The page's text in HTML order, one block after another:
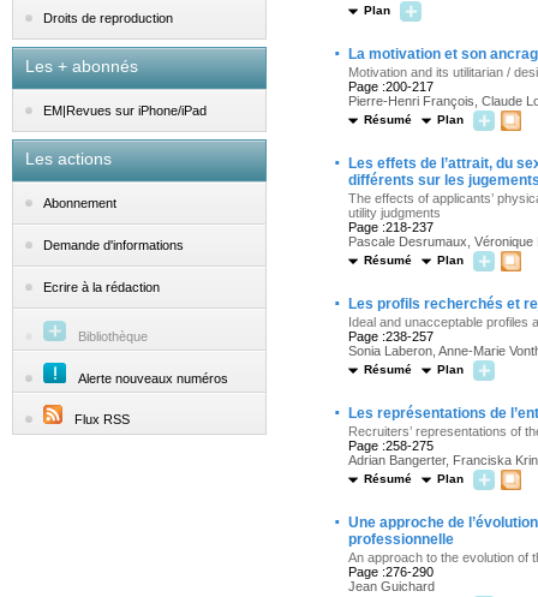
Droits de reproduction
Les + abonnés
EM|Revues sur iPhone/iPad
Les actions
Abonnement
Demande d'informations
Ecrire à la rédaction
Bibliothèque
Alerte nouveaux numéros
Flux RSS
Plan
· La motivation et son
Motivation and its utilitarian /
Page :200-217
Pierre-Henri François, Claude
Résumé Plan
·
Les effets de l’attrait, du
différents sur les
The effects of applicants’
utility judgments
Page :218-237
Pascale Desrumaux,
Résumé Plan
· Les profils recherchés et
Ideal and unacceptable profiles
Page :238-257
Sonia Laberon, Anne-Marie
Résumé Plan
· Les représentations de
Recruiters’ representations of
Page :258-275
Adrian Bangerter, Franciska
Résumé Plan
· Une approche de
professionnelle
An approach to the evolution of
Page :276-290
Jean Guichard